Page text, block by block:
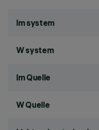
lm system
W system
lm Quelle
W Quelle